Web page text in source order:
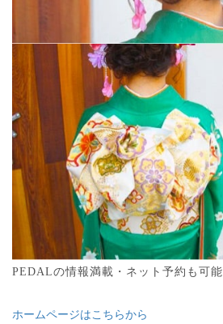
PEDALの情報満載・ネット予約も可能
ホームページはこちらから